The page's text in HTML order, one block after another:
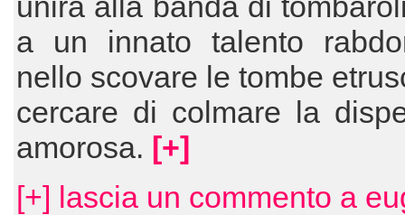
a un innato talento
nello scovare le tombe
cercare di colmare la
amorosa. [+]
[+] lascia un commento a